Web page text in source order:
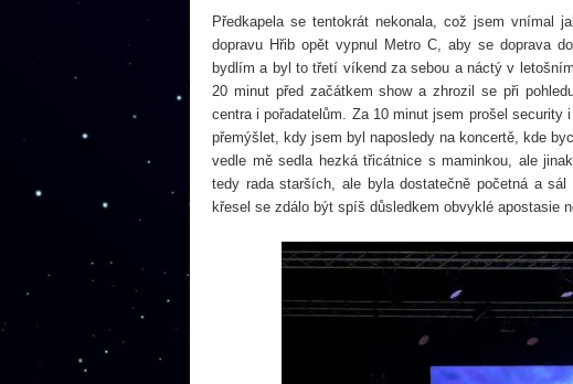
Předkapela se tentokrát nekonala, což jsem vnímal
dopravu Hřib opět vypnul Metro C, aby se doprava
bydlím a byl to třetí víkend za sebou a náctý v
20 minut před začátkem show a zhrozil se při
centra i pořadatelům. Za 10 minut jsem prošel
přemýšlet, kdy jsem byl naposledy na koncertě, kde
vedle mě sedla hezká třicátnice s maminkou, ale
tedy rada starších, ale byla dostatečně početná a
křesel se zdálo být spíš důsledkem obvyklé apostasie